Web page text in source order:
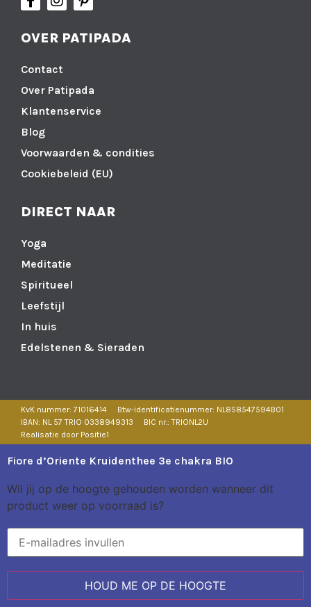
OVER PATIPADA
Contact
Over Patipada
Klantenservice
Blog
Voorwaarden & condities
Cookiebeleid (EU)
DIRECT NAAR
Yoga
Meditatie
Spiritueel
Leefstijl
In huis
Edelstenen & Sieraden
KvK nummer: 71016414
Btw-identificatienummer: NL858547594B01
IBAN: NL 57 TRIO 0338949313
BIC nr.: TRIONL2U
Realisatie door Positie1
Fiore d’Oriente Kruidenthee 3e chakra BIO
Wil jij op de hoogte gehouden worden wanneer dit
product weer op voorraad is?
HOUD ME OP DE HOOGTE